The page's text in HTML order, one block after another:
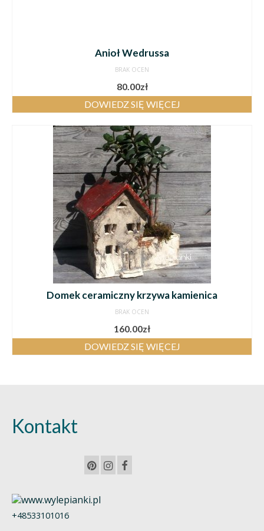
Anioł Wedrussa
BRAK OCEN
80.00zł
DOWIEDZ SIĘ WIĘCEJ
Domek ceramiczny krzywa kamienica
BRAK OCEN
160.00zł
DOWIEDZ SIĘ WIĘCEJ
Kontakt
+48533101016